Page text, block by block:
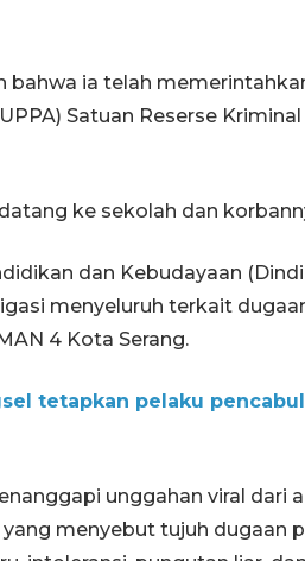
bahwa ia telah
Satuan Reserse
ke sekolah dan
dan Kebudayaan
menyeluruh terkait
4 Kota Serang.
tetapkan pelaku
unggahan viral dari
menyebut tujuh dugaan